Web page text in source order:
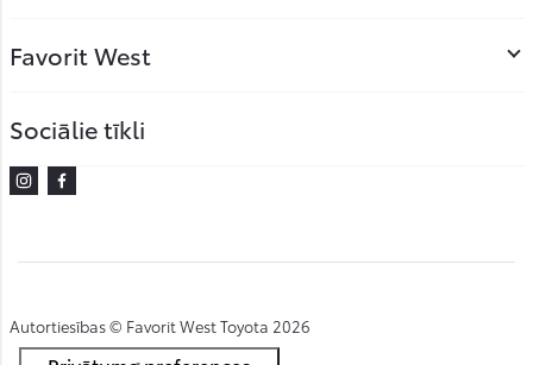
Favorit West
Sociālie tīkli
Instagram
Facebook
Autortiesības © Favorit West Toyota 2026